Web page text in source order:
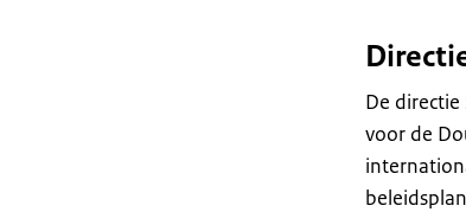
De
voor de